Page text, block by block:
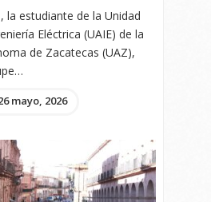
la estudiante de la Unidad
Eléctrica (UAIE) de la
de Zacatecas (UAZ),
mayo, 2026